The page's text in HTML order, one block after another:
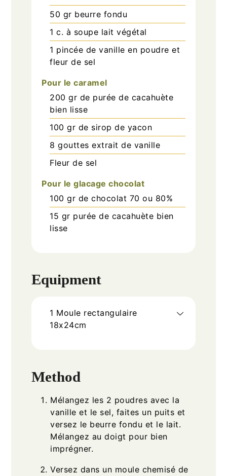
50 gr beurre fondu
1 c. à soupe lait végétal
1 pincée de vanille en poudre et
fleur de sel
Pour le caramel
200 gr de purée de cacahuète
bien lisse
100 gr de sirop de yacon
8 gouttes extrait de vanille
Fleur de sel
Pour le glacage chocolat
100 gr de chocolat 70 ou 80%
15 gr purée de cacahuète bien
lisse
Equipment
1 Moule rectangulaire
18x24cm
Method
Mélangez les 2 poudres avec la
vanille et le sel, faites un puits et
versez le beurre fondu et le lait.
Mélangez au doigt pour bien
imprégner.
Versez dans un moule chemisé de